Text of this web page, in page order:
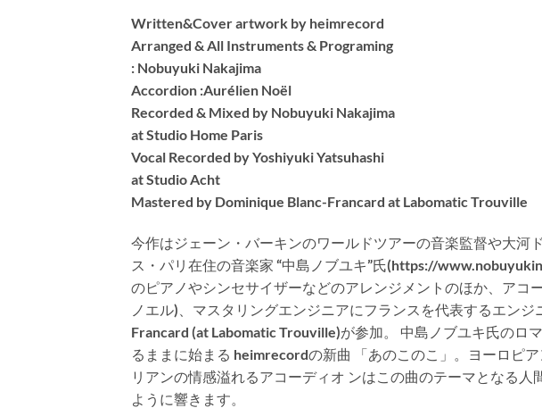
Written&Cover artwork by heimrecord
Arranged & All Instruments & Programing
: Nobuyuki Nakajima
Accordion :Aurélien Noël
Recorded & Mixed by Nobuyuki Nakajima
at Studio Home Paris
Vocal Recorded by Yoshiyuki Yatsuhashi
at Studio Acht
Mastered by Dominique Blanc-Francard at Labomatic Trouville
今作はジェーン・バーキンのワールドツアーの音楽監督や大河
ス・パリ在住の音楽家 “中島ノブユキ”氏(https://
のピアノやシンセサイザーなどのアレンジメントのほか、アコ
ノエル)、マスタリングエンジニアにフランスを代表するエン
Francard (at Labomatic Trouville)が参加。 中島ノブユキ氏のロ
るままに始まる heimrecordの新曲 「あのこのこ」。ヨーロピ
リアンの情感溢れるアコーディオ ンはこの曲のテーマとなる
ように響きます。